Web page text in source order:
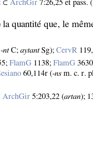
⊂ArchGir 7:26,25 et pass. (
quantité que, le
‑ntC;aytantSg);CervR
FlamG 1138;FlamG
60,114r (‑ns m. c. r.
ArchGir 5:203,22 (artan);